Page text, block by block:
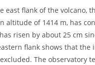
flank of the volcano,
altitude of 1414 m, has
risen by about 25 cm
flank shows that the
The observatory